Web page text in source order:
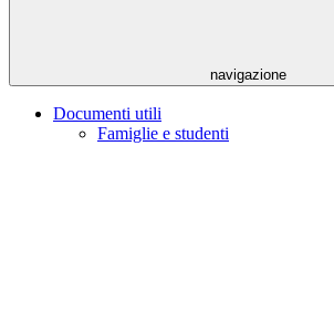
navigazione
Documenti utili
Famiglie e studenti